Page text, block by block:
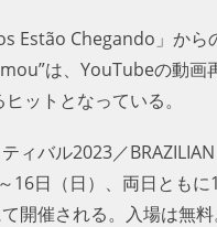
Estão Chegando」から
は、YouTubeの動画
ットとなっている。
ィバル2023／BRAZILIAN
16日（日）、両日ともに
開催される。入場は無料